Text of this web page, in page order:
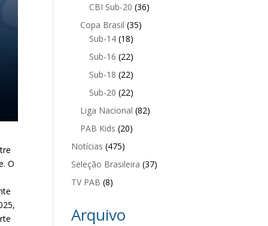
O
CBI Sub-20 (36)
Copa Brasil (35)
Sub-14 (18)
Sub-16 (22)
Sub-18 (22)
Sub-20 (22)
Liga Nacional (82)
PAB Kids (20)
Notícias (475)
Seleção Brasileira (37)
TV PAB (8)
Arquivo